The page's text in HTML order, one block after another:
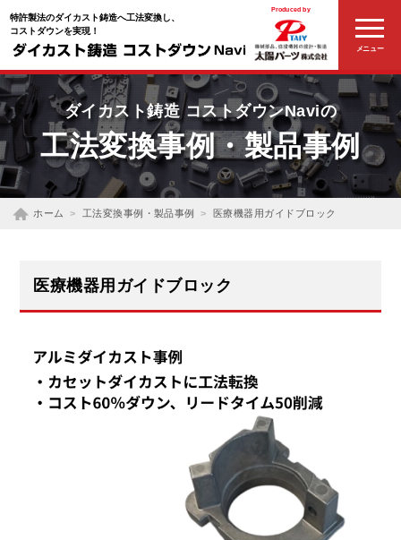
特許製法のダイカスト鋳造へ工法変換し、
コストダウンを実現！
Produced by
メニュー
ダイカスト鋳造 コストダウンNaviの
工法変換事例・製品事例
ホーム 工法変換事例・製品事例 医療機器用ガイドブロック
医療機器用ガイドブロック